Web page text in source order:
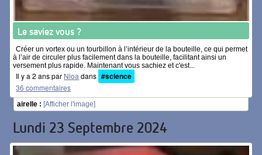
Le saviez vous ?
Créer un vortex ou un tourbillon à l’intérieur de la bouteille, ce qui permet
à l’air de circuler plus facilement dans la bouteille, facilitant ainsi un
versement plus rapide. Maintenant vous sachiez et c'est...
Il y a 2 ans par Nioa dans #science
36 commentaires
airelle : [Afficher l'image]
Lundi 23 Septembre 2024